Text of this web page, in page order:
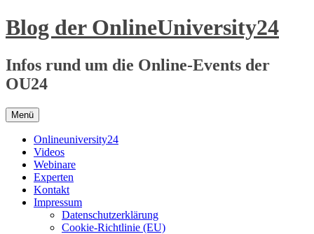
Zum
Inhalt
Blog der OnlineUniversity24
Infos rund um die Online-Events der
OU24
Menü
Onlineuniversity24
Videos
Webinare
Experten
Kontakt
Impressum
Datenschutzerklärung
Cookie-Richtlinie (EU)